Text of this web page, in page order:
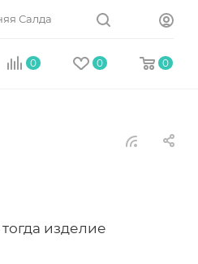
Салда
0 0 0
изделие